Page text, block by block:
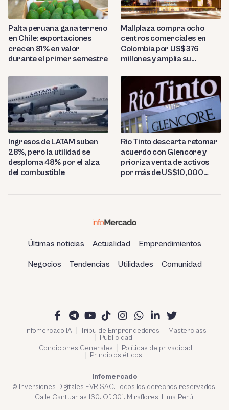
Palta peruana gana terreno
en Chile: exportaciones
crecen 81% en valor
durante el primer semestre
Mallplaza compra ocho
centros comerciales en
Colombia por US$376
millones y amplía su
Ingresos de LATAM suben
28%, pero la utilidad se
desploma 48% por el alza
del combustible
Rio Tinto descarta retomar
acuerdo con Glencore y
prioriza venta de activos
por más de US$10,000
Últimas noticias Actualidad Emprendimientos
Negocios Tendencias Utilidades Comunidad
Infomercado IA Tribu de Emprendedores
Masterclass
Publicidad
Condiciones Generales
Políticas de privacidad
Principios éticos
Infomercado
© Inversiones Digitales FVR SAC. Todos los derechos reservados.
Calle Cantuarias 160. Of. 301. Miraflores, Lima-Perú.